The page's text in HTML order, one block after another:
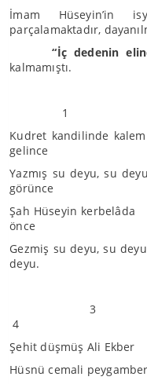
İmam Hüseyin’in
parçalamaktadır,
“İç dedenin
kalmamıştı.
1
Kudret
gelince
Yazmış su
görünce
Şah Hüseyin
önce
Gezmiş su deyu,
deyu.
Şehit düşmüş Ali
Hüsnü cemali